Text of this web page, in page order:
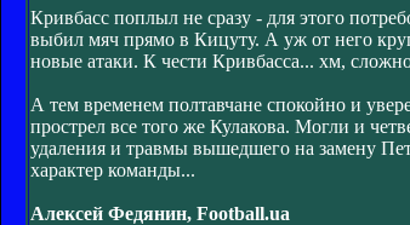
Кривбасс поплыл не сразу - для этого
выбил мяч прямо в Кицуту. А уж от него
новые атаки. К чести Кривбасса... хм,
А тем временем полтавчане спокойно и
прострел все того же Кулакова. Могли и
удаления и травмы вышедшего на замену
характер команды...
Алексей Федянин, Football.ua